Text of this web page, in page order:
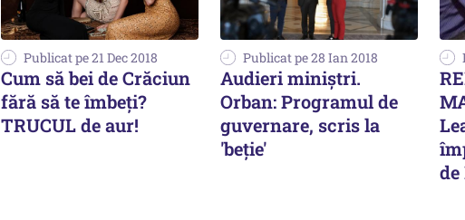
Publicat pe 21 Dec 2018
Cum să bei de Crăciun
fără să te îmbeți?
TRUCUL de aur!
Publicat pe 28 Ian 2018
Audieri miniștri.
Orban: Programul de
guvernare, scris la
'beţie'
de